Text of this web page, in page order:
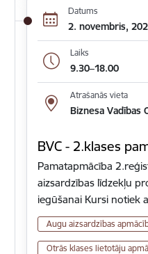
Datums
2. novembris,
Laiks
9.30–18.00
Atrašanās vieta
Biznesa Vadības
BVC - 2.klases
Pamatapmācība
aizsardzības līdzekļu
iegūšanai Kursi notiek
Augu aizsardzības
Otrās klases lietotāju